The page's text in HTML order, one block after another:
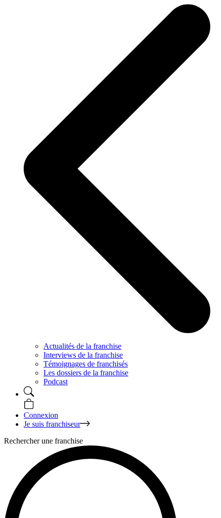
Actualités de la franchise
Interviews de la franchise
Témoignages de franchisés
Les dossiers de la franchise
Podcast
Connexion
Je suis franchiseur
Rechercher une franchise